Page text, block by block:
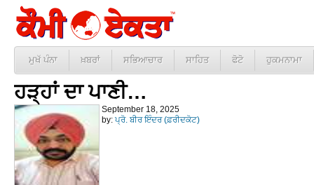
ਮੁਖੱ ਪੰਨਾ ਖ਼ਬਰਾਂ ਸਭਿਆਚਾਰ ਸਾਹਿਤ ਫੋਟੋ ਹੁਕਮਨਾਮਾ
ਹੜ੍ਹਾਂ ਦਾ ਪਾਣੀ…
September 18, 2025
by: ਪ੍ਰੋ. ਬੀਰ ਇੰਦਰ (ਫ਼ਰੀਦਕੋਟ)